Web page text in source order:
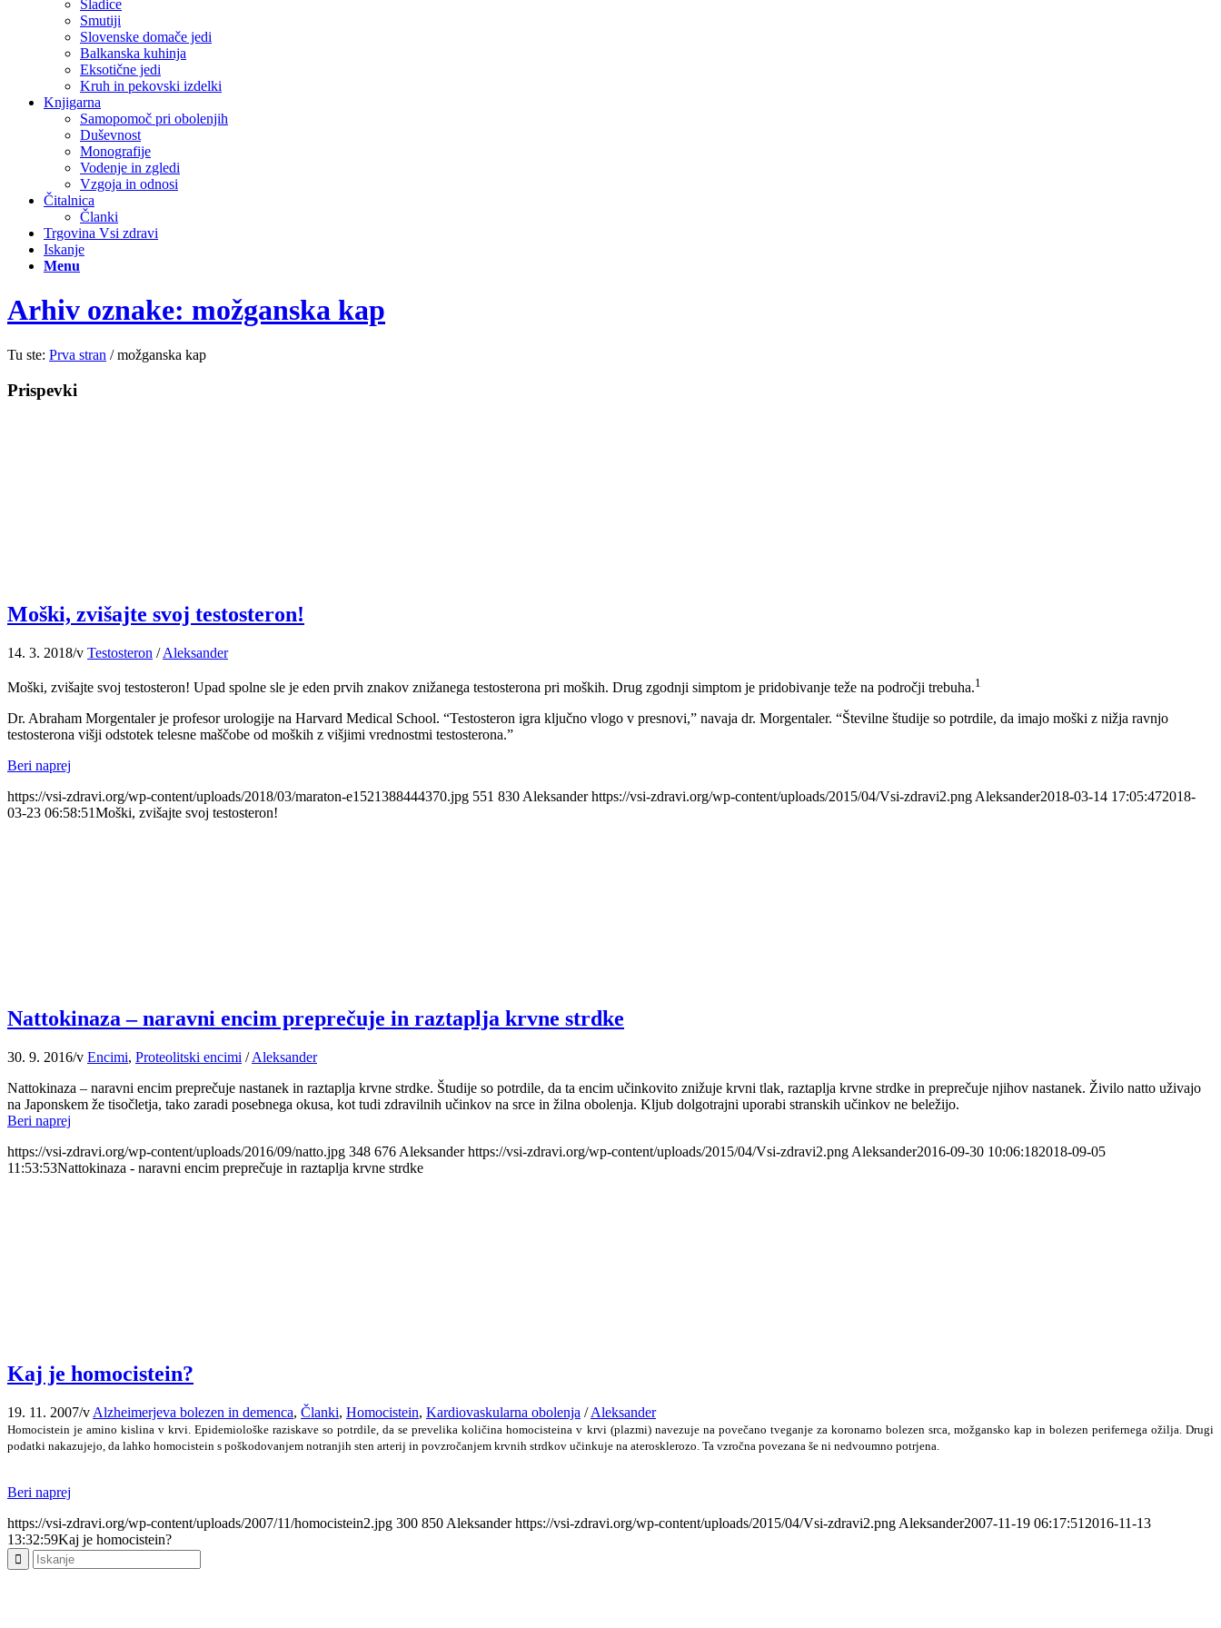
Sladice
Smutiji
Slovenske domače jedi
Balkanska kuhinja
Eksotične jedi
Kruh in pekovski izdelki
Knjigarna
Samopomoč pri obolenjih
Duševnost
Monografije
Vodenje in zgledi
Vzgoja in odnosi
Čitalnica
Članki
Trgovina Vsi zdravi
Iskanje
Menu
Arhiv oznake: možganska kap
Tu ste: Prva stran / možganska kap
Prispevki
Moški, zvišajte svoj testosteron!
14. 3. 2018/v Testosteron / Aleksander
Moški, zvišajte svoj testosteron! Upad spolne sle je eden prvih znakov znižanega testosterona pri moških. Drug zgodnji simptom je pridobivanje teže na področji trebuha.1
Dr. Abraham Morgentaler je profesor urologije na Harvard Medical School. “Testosteron igra ključno vlogo v presnovi,” navaja dr. Morgentaler. “Številne študije so potrdile, da imajo moški z nižja ravnjo
testosterona višji odstotek telesne maščobe od moških z višjimi vrednostmi testosterona.”
Beri naprej
https://vsi-zdravi.org/wp-content/uploads/2018/03/maraton-e1521388444370.jpg 551 830Aleksander https://vsi-zdravi.org/wp-content/uploads/2015/04/Vsi-zdravi2.pngAleksander2018-03-14 17:05:472018-
03-23 06:58:51Moški, zvišajte svoj testosteron!
Nattokinaza – naravni encim preprečuje in raztaplja krvne strdke
30. 9. 2016/v Encimi, Proteolitski encimi / Aleksander
Nattokinaza – naravni encim preprečuje nastanek in raztaplja krvne strdke. Študije so potrdile, da ta encim učinkovito znižuje krvni tlak, raztaplja krvne strdke in preprečuje njihov nastanek. Živilo natto uživajo
na Japonskem že tisočletja, tako zaradi posebnega okusa, kot tudi zdravilnih učinkov na srce in žilna obolenja. Kljub dolgotrajni uporabi stranskih učinkov ne beležijo.
Beri naprej
https://vsi-zdravi.org/wp-content/uploads/2016/09/natto.jpg 348 676 Aleksander https://vsi-zdravi.org/wp-content/uploads/2015/04/Vsi-zdravi2.png Aleksander2016-09-30 10:06:182018-09-05
11:53:53Nattokinaza - naravni encim preprečuje in raztaplja krvne strdke
Kaj je homocistein?
19. 11. 2007/v Alzheimerjeva bolezen in demenca, Članki, Homocistein, Kardiovaskularna obolenja / Aleksander
Homocistein je amino kislina v krvi. Epidemiološke raziskave so potrdile, da se prevelika količina homocisteina v krvi (plazmi) navezuje na povečano tveganje za koronarno bolezen srca, možgansko kap in bolezen perifernega ožilja. Drugi
podatki nakazujejo, da lahko homocistein s poškodovanjem notranjih sten arterij in povzročanjem krvnih strdkov učinkuje na aterosklerozo. Ta vzročna povezana še ni nedvoumno potrjena.
Beri naprej
https://vsi-zdravi.org/wp-content/uploads/2007/11/homocistein2.jpg 300 850 Aleksander https://vsi-zdravi.org/wp-content/uploads/2015/04/Vsi-zdravi2.png Aleksander2007-11-19 06:17:51 2016-11-13
13:32:59Kaj je homocistein?